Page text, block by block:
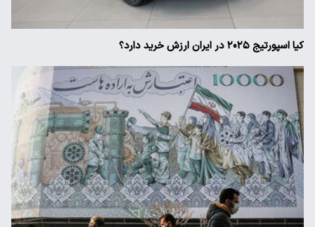
کیا اسپورتیج ۲۰۲۵ در ایران ارزش خرید دارد؟